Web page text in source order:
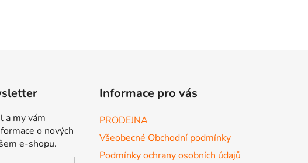
a my vám
o nových
e-shopu.
Informace pro vás
PRODEJNA
Všeobecné Obchodní podmínky
Podmínky ochrany osobních údajů